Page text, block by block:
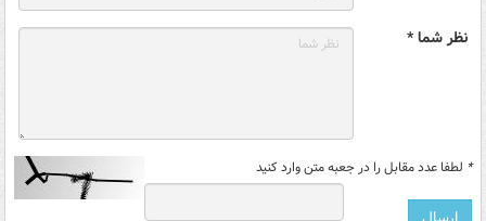
نظر شما *
* لطفا عدد مقابل را در جعبه متن وارد کنید